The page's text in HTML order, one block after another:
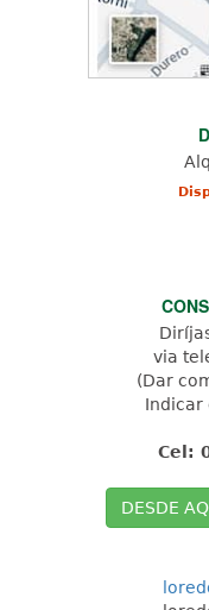
via
(Dar
Indicar
Cel:
DESDE